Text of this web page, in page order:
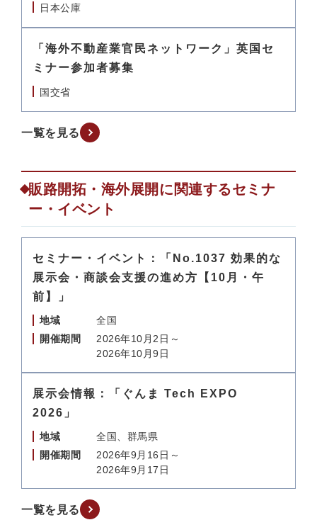
日本公庫
「海外不動産業官民ネットワーク」英国セ
ミナー参加者募集
国交省
一覧を見る
販路開拓・海外展開に関連するセミナ
ー・イベント
セミナー・イベント：「No.1037 効果的な
展示会・商談会支援の進め方【10月・午
前】」
地域
全国
開催期間
2026年10月2日～
2026年10月9日
展示会情報：「ぐんま Tech EXPO
2026」
地域
全国、群馬県
開催期間
2026年9月16日～
2026年9月17日
一覧を見る